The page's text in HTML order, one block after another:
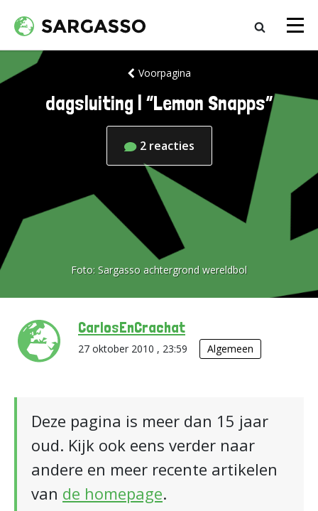
Voorpagina
dagsluiting | “Lemon Snapps”
2 reacties
Foto: Sargasso achtergrond wereldbol
CarlosEnCrachat
27 oktober 2010 , 23:59 Algemeen
Deze pagina is meer dan 15 jaar
oud. Kijk ook eens verder naar
andere en meer recente artikelen
van de homepage.